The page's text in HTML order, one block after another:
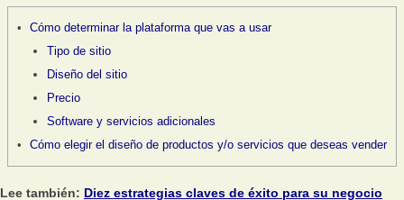
Cómo determinar la plataforma que vas a usar
Tipo de sitio
Diseño del sitio
Precio
Software y servicios adicionales
Cómo elegir el diseño de productos y/o servicios que deseas vender
Lee también: Diez estrategias claves de éxito para su negocio